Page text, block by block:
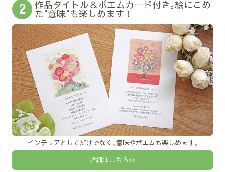
2 作品タイトル＆ポエムカード付き｡絵にこめ
た"意味"も楽しめます！
インテリアとしてだけでなく､意味やポエムも楽しめます｡
詳細はこちら>>